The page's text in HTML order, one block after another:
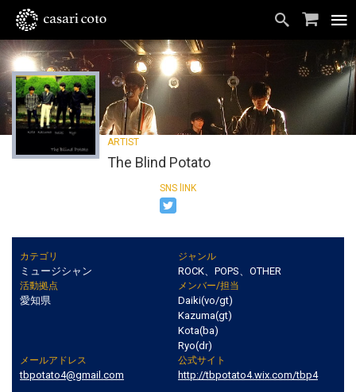
The Blind Potato
カテゴリ
ミュージシャン
ジャンル
ROCK、POPS、OTHER
活動拠点
愛知県
メンバー/担当
Daiki(vo/gt)
Kazuma(gt)
Kota(ba)
Ryo(dr)
メールアドレス
tbpotato4@gmail.com
公式サイト
http://tbpotato4.wix.com/tbp4